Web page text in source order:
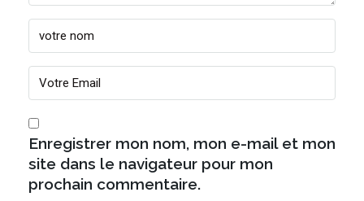
Enregistrer mon nom, mon e-mail et mon
site dans le navigateur pour mon
prochain commentaire.